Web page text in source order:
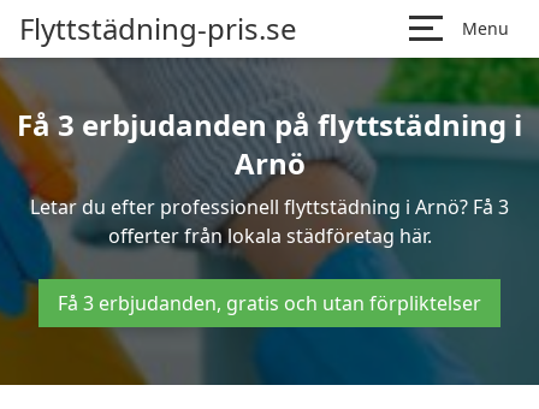
Flyttstädning-pris.se Menu
Få 3 erbjudanden på flyttstädning i
Arnö
Letar du efter professionell flyttstädning i Arnö? Få 3
offerter från lokala städföretag här.
Få 3 erbjudanden, gratis och utan förpliktelser